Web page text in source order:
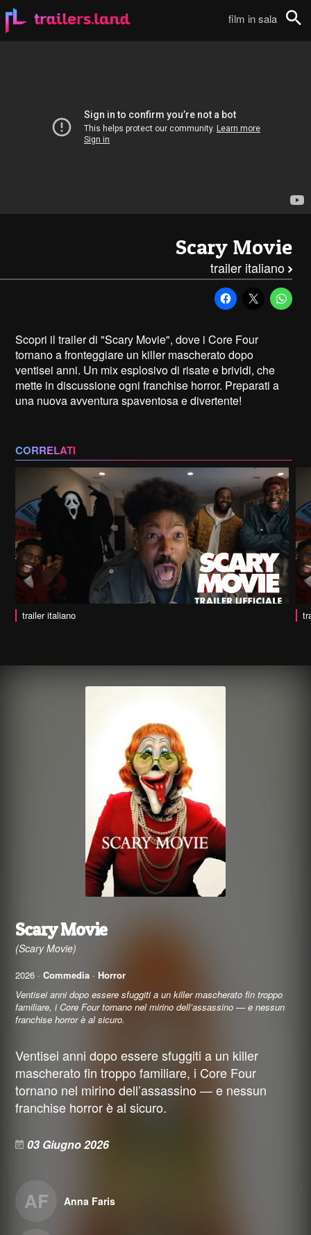
film in sala
Scary Movie
trailer italiano
Scopri il trailer di "Scary Movie", dove i Core Four
tornano a fronteggiare un killer mascherato dopo
ventisei anni. Un mix esplosivo di risate e brividi, che
mette in discussione ogni franchise horror. Preparati a
una nuova avventura spaventosa e divertente!
CORRELATI
trailer italiano
Scary Movie
(Scary Movie)
2026 · Commedia · Horror
Ventisei anni dopo essere sfuggiti a un killer mascherato fin troppo
familiare, i Core Four tornano nel mirino dell’assassino — e nessun
franchise horror è al sicuro.
Ventisei anni dopo essere sfuggiti a un killer
mascherato fin troppo familiare, i Core Four
tornano nel mirino dell’assassino — e nessun
franchise horror è al sicuro.
03 Giugno 2026
AF Anna Faris